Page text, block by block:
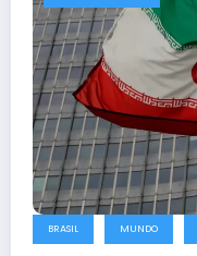
BRASIL MUNDO